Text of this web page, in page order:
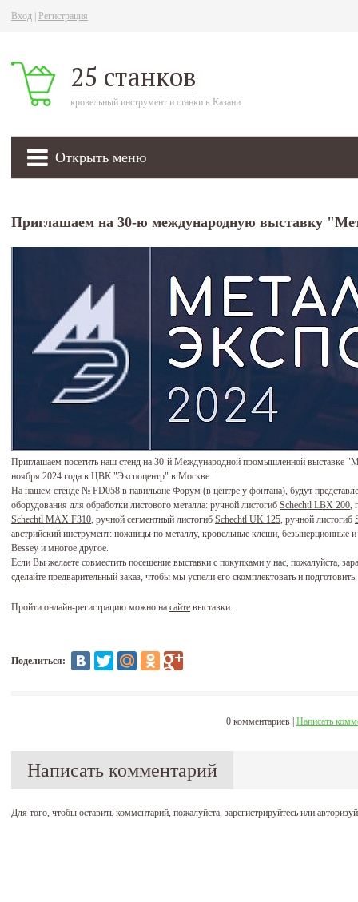
Вход Регистрация
25 станков
кровельный инструмент и станки в Казани
Открыть меню
Приглашаем на 30-ю международную выставку
Приглашаем посетить наш стенд на 30-й Международной промышленной выставке
ноября 2024 года в ЦВК "Экспоцентр" в Москве.
На нашем стенде № FD058 в павильоне Форум (в центре у фонтана), будут
оборудования для обработки листового металла: ручной листогиб Schechtl LBX 200,
Schechtl MAX F310, ручной сегментный листогиб Schechtl UK 125, ручной листогиб
австрийский инструмент: ножницы по металлу, кровельные клещи,
Bessey и многое другое.
Если Вы желаете совместить посещение выставки с покупками у нас, пожалуйста,
сделайте предварительный заказ, чтобы мы успели его скомплектовать и подготовить.
Пройти онлайн-регистрацию можно на сайте выставки.
Поделиться:
0 комментариев | Написать
Написать комментарий
Для того, чтобы оставить комментарий, пожалуйста, зарегистрируйтесь или